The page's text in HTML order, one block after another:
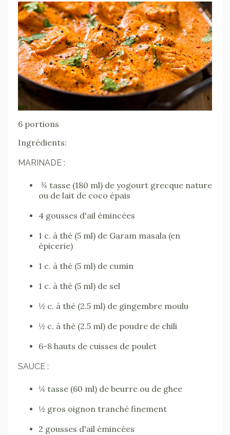
6 portions
Ingrédients:
MARINADE :
¾ tasse (180 ml) de yogourt grecque nature
ou de lait de coco épais
4 gousses d'ail émincées
1 c. à thé (5 ml) de Garam masala (en
épicerie)
1 c. à thé (5 ml) de cumin
1 c. à thé (5 ml) de sel
½ c. à thé (2.5 ml) de gingembre moulu
½ c. à thé (2.5 ml) de poudre de chili
6-8 hauts de cuisses de poulet
SAUCE :
¼ tasse (60 ml) de beurre ou de ghee
½ gros oignon tranché finement
2 gousses d'ail émincées